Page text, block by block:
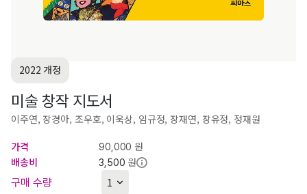
2022 개정
미술 창작 지도서
이주연, 장경아, 조우호, 이욱상, 임규정, 장재연, 장유정, 정재원
가격
90,000 원
배송비
3,500 원
구매 수량